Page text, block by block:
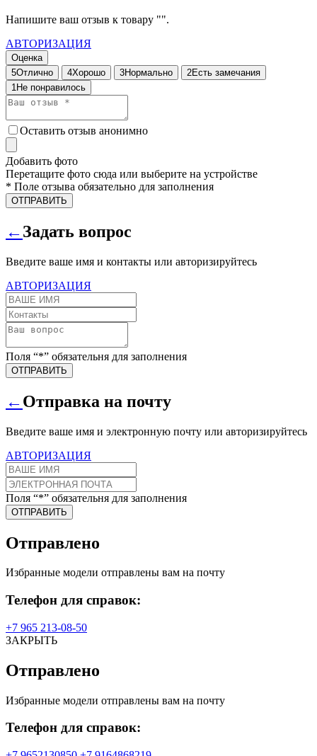
Напишите ваш отзыв к товару "".
АВТОРИЗАЦИЯ
Оценка
5Отлично 4Хорошо 3Нормально 2Есть замечания
1Не понравилось
Оставить отзыв анонимно
Добавить фото
Перетащите фото сюда или выберите на устройстве
* Поле отзыва обязательно для заполнения
ОТПРАВИТЬ
←Задать вопрос
Введите ваше имя и контакты или авторизируйтесь
АВТОРИЗАЦИЯ
Поля “*” обязательня для заполнения
ОТПРАВИТЬ
←Отправка на почту
Введите ваше имя и электронную почту или авторизируйтесь
АВТОРИЗАЦИЯ
Поля “*” обязательня для заполнения
ОТПРАВИТЬ
Отправлено
Избранные модели отправлены вам на почту
Телефон для справок:
+7 965 213-08-50
ЗАКРЫТЬ
Отправлено
Избранные модели отправлены вам на почту
Телефон для справок: